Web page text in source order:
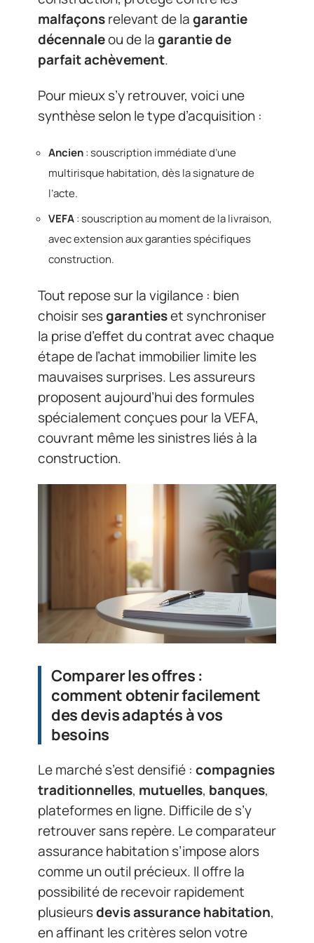
malfaçonsrelevant de lagarantie
décennaleou de lagarantie de
parfait achèvement.
Pour mieux s’y retrouver, voici une
synthèse selon le type d’acquisition :
Ancien: souscription immédiate d’une
multirisque habitation, dès la signature de
l’acte.
VEFA: souscription au moment de la livraison,
avec extension aux garanties spécifiques
construction.
Tout repose sur la vigilance : bien
choisir sesgarantieset synchroniser
la prise d’effet du contrat avec chaque
étape de l’achat immobilier limite les
mauvaises surprises. Les assureurs
proposent aujourd’hui des formules
spécialement conçues pour la VEFA,
couvrant même les sinistres liés à la
construction.
Comparer les offres :
comment obtenir facilement
des devis adaptés à vos
besoins
Le marché s’est densifié : compagnies
traditionnelles, mutuelles, banques,
plateformes en ligne. Difficile de s’y
retrouver sans repère. Le comparateur
assurance habitation s’impose alors
comme un outil précieux. Il offre la
possibilité de recevoir rapidement
plusieursdevis assurance habitation,
en affinant les critères selon votre